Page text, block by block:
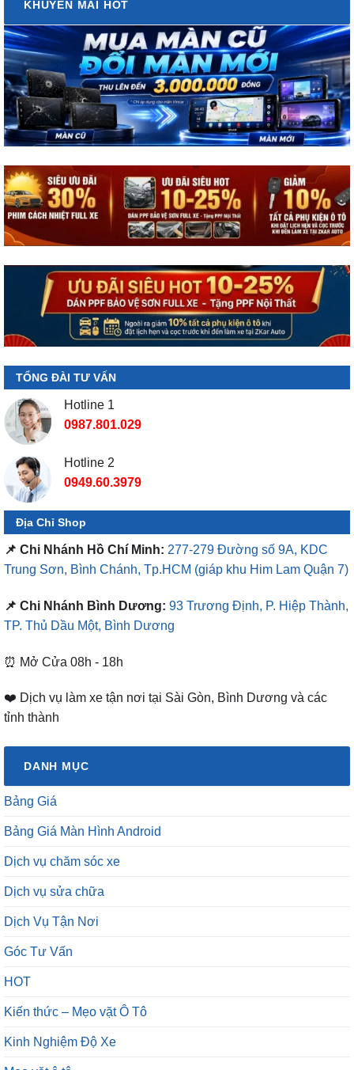
KHUYẾN MÃI HOT
TỔNG ĐÀI TƯ VẤN
Hotline 1
0987.801.029
Hotline 2
0949.60.3979
Địa Chỉ Shop
📌 Chi Nhánh Hồ Chí Minh: 277-279 Đường số 9A, KDC
Trung Sơn, Bình Chánh, Tp.HCM (giáp khu Him Lam Quận 7)
📌 Chi Nhánh Bình Dương: 93 Trương Định, P. Hiệp Thành,
TP. Thủ Dầu Một, Bình Dương
⏰ Mở Cửa 08h - 18h
❤️ Dịch vụ làm xe tận nơi tại Sài Gòn, Bình Dương và các
tỉnh thành
DANH MỤC
Bảng Giá
Bảng Giá Màn Hình Android
Dịch vụ chăm sóc xe
Dịch vụ sửa chữa
Dịch Vụ Tận Nơi
Góc Tư Vấn
HOT
Kiến thức – Mẹo vặt Ô Tô
Kinh Nghiệm Độ Xe